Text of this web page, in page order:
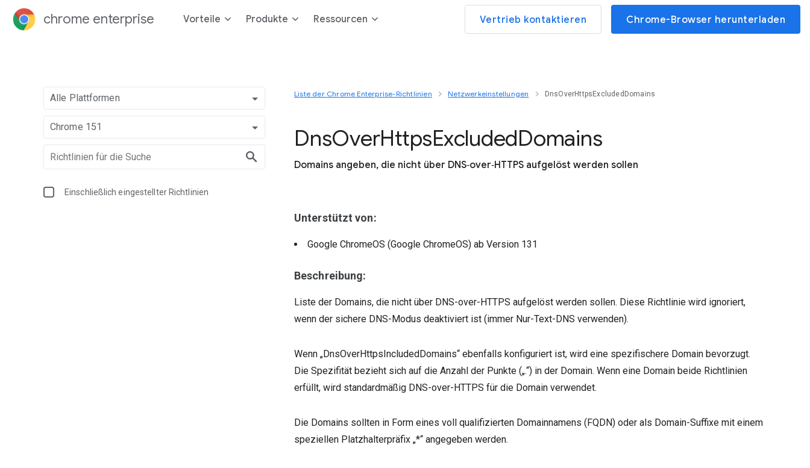
chrome enterprise Vorteile Produkte Ressourcen Vertrieb kontaktieren Chrome-Browser herunterladen
Alle Plattformen
Chrome 151
Einschließlich eingestellter Richtlinien
Liste der Chrome Enterprise-Richtlinien Netzwerkeinstellungen DnsOverHttpsExcludedDomains
DnsOverHttpsExcludedDomains
Domains angeben, die nicht über DNS‑over‑HTTPS aufgelöst werden sollen
Unterstützt von:
Google ChromeOS (Google ChromeOS) ab Version 131
Beschreibung:
Liste der Domains, die nicht über DNS-over-HTTPS aufgelöst werden sollen. Diese Richtlinie wird ignoriert,
wenn der sichere DNS-Modus deaktiviert ist (immer Nur-Text-DNS verwenden).
Wenn „DnsOverHttpsIncludedDomains“ ebenfalls konfiguriert ist, wird eine spezifischere Domain bevorzugt.
Die Spezifität bezieht sich auf die Anzahl der Punkte („.“) in der Domain. Wenn eine Domain beide Richtlinien
erfüllt, wird standardmäßig DNS-over-HTTPS für die Domain verwendet.
Die Domains sollten in Form eines voll qualifizierten Domainnamens (FQDN) oder als Domain-Suffixe mit einem
speziellen Platzhalterpräfix „*“ angegeben werden.